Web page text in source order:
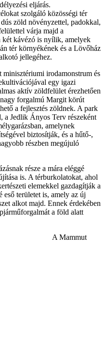
eljárás.
szolgáló közösségi tér
zöld növényzettel, padokkal,
várja majd a
kávézó is nyílik, amelyek
tér környékének és a Lövőház
jellegéhez.
minisztériumi irodamonstrum és
egy igazi
aktív zöldfelület érezhetően
forgalmú Margit körút
a fejlesztés zöldnek. A park
a Jedlik Ányos Terv részeként
amelynek
biztosítják, és a hűtő-,
részben megújuló
része a mára eléggé
is. A térburkolatokat, ahol
elemekkel gazdagítják a
eső területet is, amely az új
alkot majd. Ennek érdekében
a föld alatt
A Mammut